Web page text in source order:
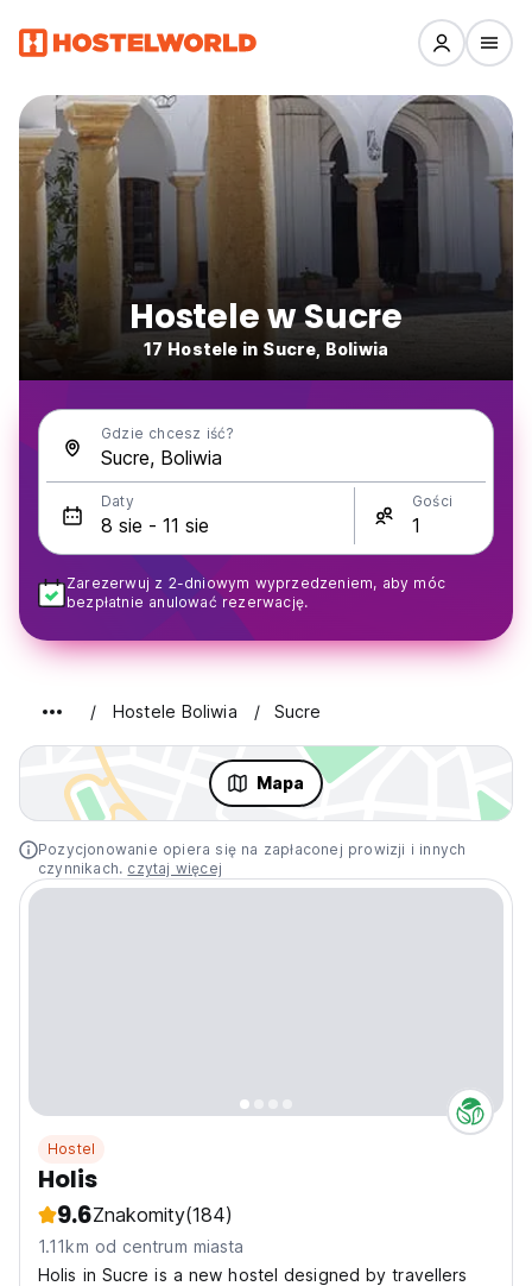
Hostele w Sucre
17 Hostele in Sucre, Boliwia
Gdzie chcesz iść?
Daty Gości
Zarezerwuj z 2-dniowym wyprzedzeniem, aby móc
bezpłatnie anulować rezerwację.
Hostele Boliwia Sucre
Mapa
Pozycjonowanie opiera się na zapłaconej prowizji i innych
czynnikach. czytaj więcej
Hostel
Holis
9.6Znakomity(184)
1.11km od centrum miasta
Holis in Sucre is a new hostel designed by travellers